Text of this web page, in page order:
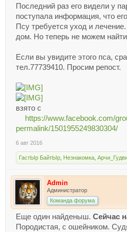
Последний раз его видели у
поступала информация, что
Псу требуется уход и
дом. Но теперь не можем найти
Если вы увидите этого пса,
тел.77739410. Просим репост.
взято с
https://www.facebook.com/
permalink/1501955249830304/
6 авг 2016
ГастЫр БайтЫр Незнакомка
Admin
Администратор
Команда форума
Еще один найденыш. Сейчас
Породистая, с ошейником.